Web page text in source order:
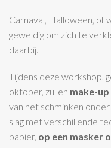
Carnaval, Halloween, of
geweldig om zich te
daarbij.
Tijdens deze workshop,
oktober, zullen make-up
van het schminken
slag met verschillende
papier, op een masker